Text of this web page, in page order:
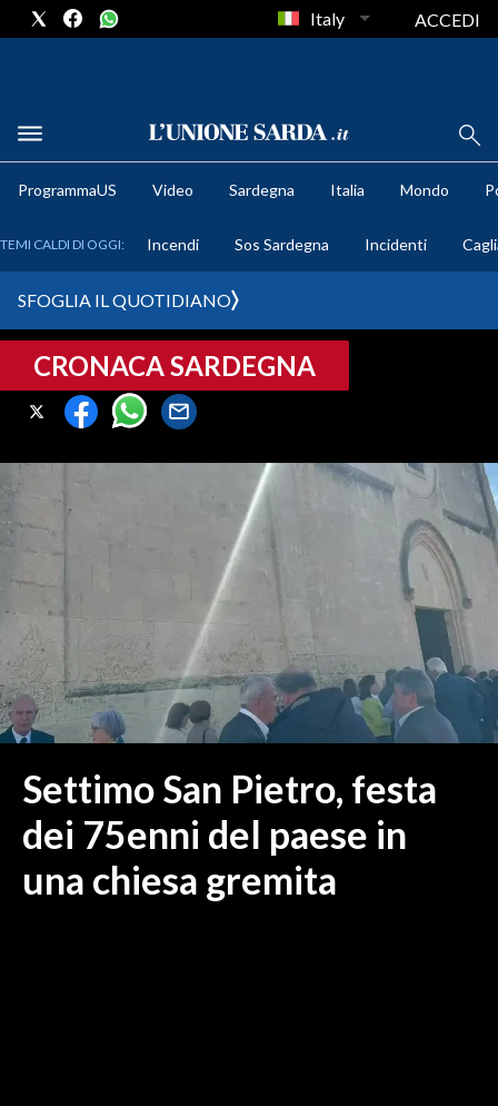
METEO
CRONACA SARDEGNA
CAGLIARI
MEDIO CAMPIDANO
GALLURA
NUORO E PROVINCIA
OGLIASTRA
AGENDA
ITALIA
MONDO
POLITICA
Italy ACCEDI
ProgrammaUS Video Sardegna Italia Mondo
TEMI CALDI DI OGGI: Incendi Sos Sardegna Incidenti
SFOGLIA IL QUOTIDIANO
CRONACA SARDEGNA
Settimo San Pietro, festa
dei 75enni del paese in
una chiesa gremita